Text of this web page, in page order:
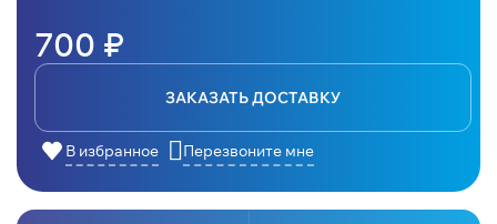
700 ₽
ЗАКАЗАТЬ ДОСТАВКУ
В избранное Перезвоните мне